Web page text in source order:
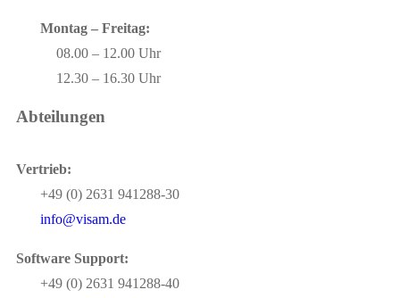
Montag – Freitag:
08.00 – 12.00 Uhr
12.30 – 16.30 Uhr
Abteilungen
Vertrieb:
+49 (0) 2631 941288-30
info@visam.de
Software Support:
+49 (0) 2631 941288-40